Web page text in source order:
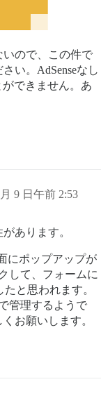
ので、この件で
い。AdSenseなし
ができません。あ
9 日午前 2:53
あります。
にポップアップが
して、フォームに
と思われます。
管理するようで
お願いします。